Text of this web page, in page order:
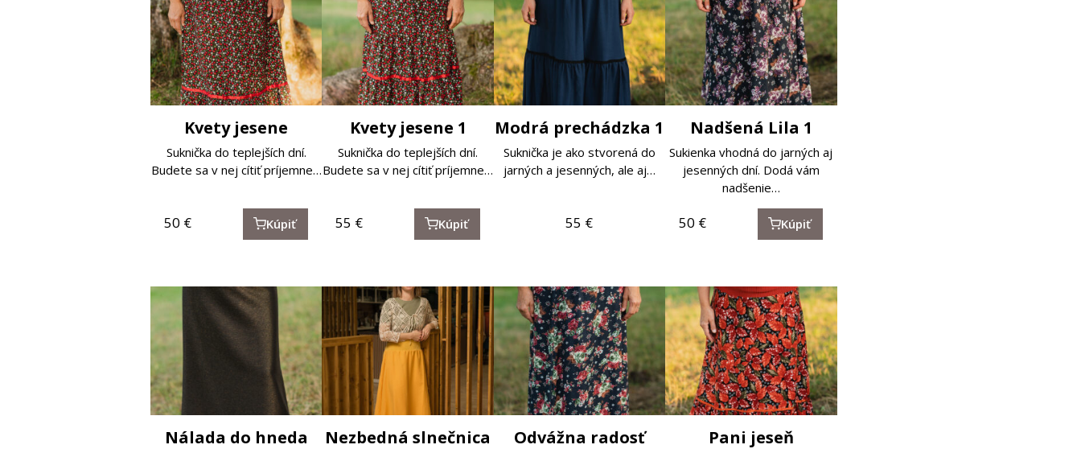
Kvety jesene
Suknička do teplejších dní.
Budete sa v nej cítiť príjemne…
50 € Kúpiť
Kvety jesene 1
Suknička do teplejších dní.
Budete sa v nej cítiť príjemne…
55 € Kúpiť
Modrá prechádzka 1
Suknička je ako stvorená do
jarných a jesenných, ale aj…
55 €
Nadšená Lila 1
Sukienka vhodná do jarných aj
jesenných dní. Dodá vám
nadšenie…
50 € Kúpiť
Nálada do hneda Nezbedná slnečnica Odvážna radosť Pani jeseň